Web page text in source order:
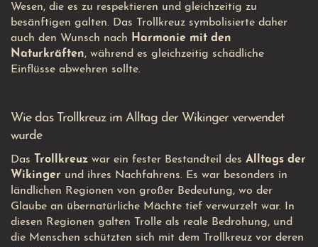
Wesen, die es zu respektieren und gleichzeitig zu
besänftigen galten. Das Trollkreuz symbolisierte daher
auch den Wunsch nach Harmonie mit den
Naturkräften, während es gleichzeitig schädliche
Einflüsse abwehren sollte.
Wie das Trollkreuz im Alltag der Wikinger verwendet
wurde
Das Trollkreuz war ein fester Bestandteil des Alltags der
Wikinger und ihres Nachfahrens. Es war besonders in
ländlichen Regionen von großer Bedeutung, wo der
Glaube an übernatürliche Mächte tief verwurzelt war. In
diesen Regionen galten Trolle als reale Bedrohung, und
die Menschen schützten sich mit dem Trollkreuz vor deren